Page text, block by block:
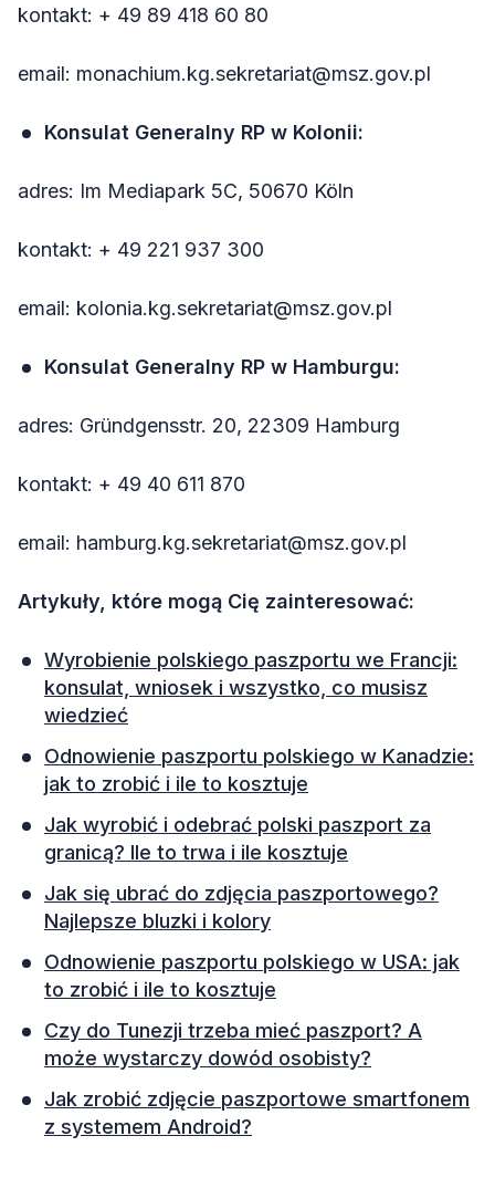
kontakt: + 49 89 418 60 80
email: monachium.kg.sekretariat@msz.gov.pl
Konsulat Generalny RP w Kolonii:
adres: Im Mediapark 5C, 50670 Köln
kontakt: + 49 221 937 300
email: kolonia.kg.sekretariat@msz.gov.pl
Konsulat Generalny RP w Hamburgu:
adres: Gründgensstr. 20, 22309 Hamburg
kontakt: + 49 40 611 870
email: hamburg.kg.sekretariat@msz.gov.pl
Artykuły, które mogą Cię zainteresować:
Wyrobienie polskiego paszportu we Francji:
konsulat, wniosek i wszystko, co musisz
wiedzieć
Odnowienie paszportu polskiego w Kanadzie:
jak to zrobić i ile to kosztuje
Jak wyrobić i odebrać polski paszport za
granicą? Ile to trwa i ile kosztuje
Jak się ubrać do zdjęcia paszportowego?
Najlepsze bluzki i kolory
Odnowienie paszportu polskiego w USA: jak
to zrobić i ile to kosztuje
Czy do Tunezji trzeba mieć paszport? A
może wystarczy dowód osobisty?
Jak zrobić zdjęcie paszportowe smartfonem
z systemem Android?